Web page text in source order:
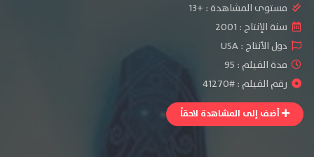
مستوى المشاهدة : +13
سنة الإنتاج : 2001
دول الأنتاج :USA
مدة الفيلم : 95
رقم الفيلم : #41270
أضف إلى المشاهدة لاحقاً